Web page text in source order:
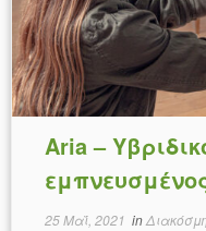
Aria –
25 Μαΐ, 2021 in